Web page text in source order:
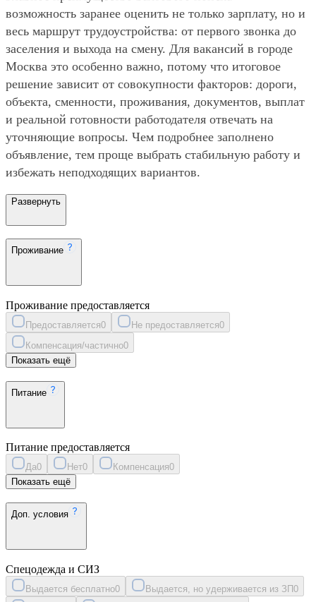
возможность заранее оценить не только зарплату, но и
весь маршрут трудоустройства: от первого звонка до
заселения и выхода на смену. Для вакансий в городе
Москва это особенно важно, потому что итоговое
решение зависит от совокупности факторов: дороги,
объекта, сменности, проживания, документов, выплат
и реальной готовности работодателя отвечать на
уточняющие вопросы. Чем подробнее заполнено
объявление, тем проще выбрать стабильную работу и
избежать неподходящих вариантов.
Развернуть
Проживание
Проживание предоставляется
Предоставляется0 Не предоставляется0
Компенсация/частично0
Показать ещё
Питание
Питание предоставляется
Да0 Нет0 Компенсация0
Показать ещё
Доп. условия
Спецодежда и СИЗ
Выдается бесплатно0 Выдается, но удерживается из ЗП0